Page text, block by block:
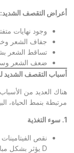
أعراض التقصف الشديد:
وجود نهايات
جفاف الشعر
تساقط الشعر
ضعف الشعر
أسباب التقصف الشديد
هناك العديد من
مرتبطة بنمط الحياة،
1. سوء التغذية
نقص
D يؤثر بشكل مباشر على صحة الشعر.